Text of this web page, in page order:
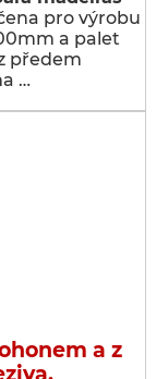
pro výrobu
a palet
předem
…
a z